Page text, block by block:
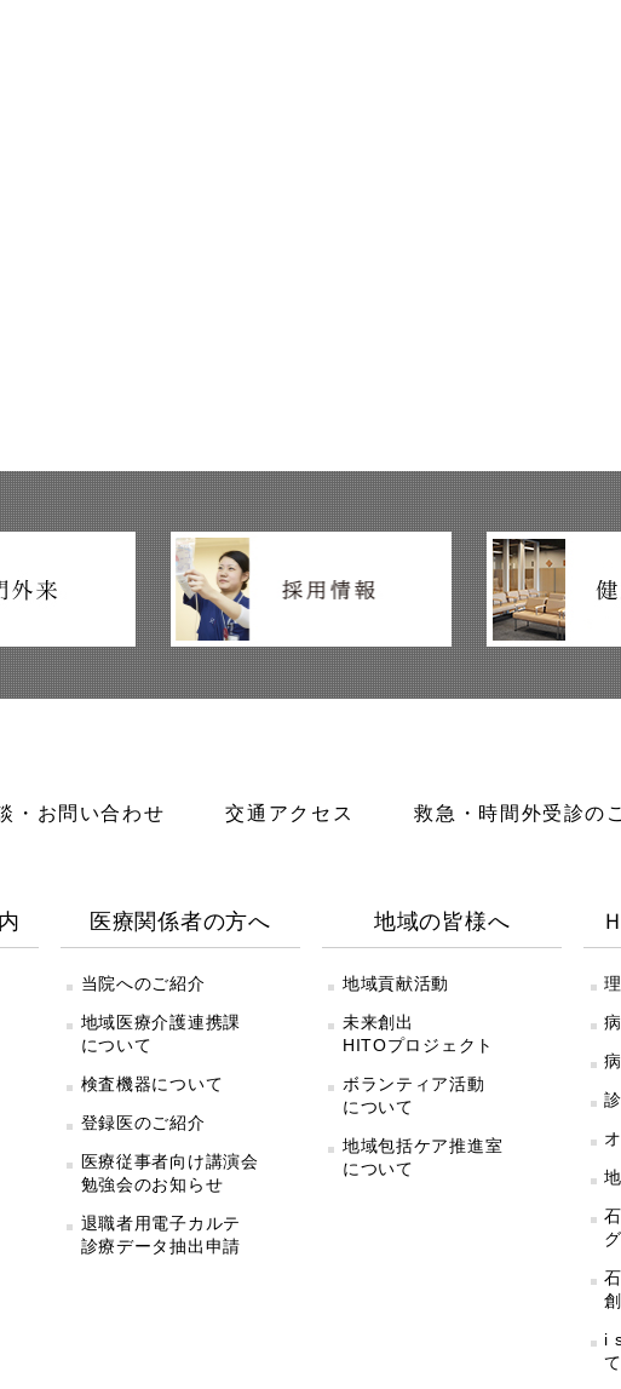
・お問い合わせ 交通アクセス 救急・時間外受診の
医療関係者の方へ
当院へのご紹介
地域医療介護連携課
について
検査機器について
登録医のご紹介
医療従事者向け講演会
勉強会のお知らせ
退職者用電子カルテ
診療データ抽出申請
地域の皆様へ
地域貢献活動
未来創出
HITOプロジェクト
ボランティア活動
について
地域包括ケア推進室
について
i
て